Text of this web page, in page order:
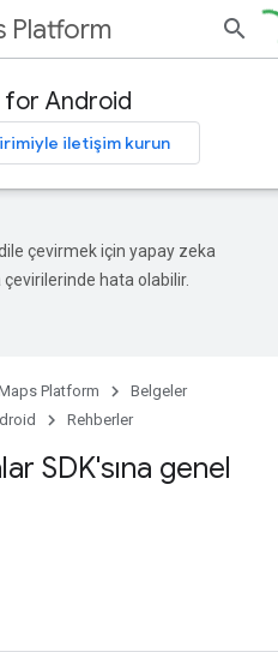
Platform
for Android
iletişim kurun
çevirmek için yapay zeka
hata olabilir.
Platform
Belgeler
Rehberler
SDK'sına genel